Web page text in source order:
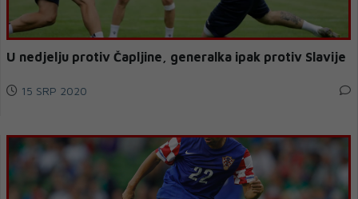
U nedjelju protiv Čapljine, generalka ipak protiv Slavije
15 SRP 2020